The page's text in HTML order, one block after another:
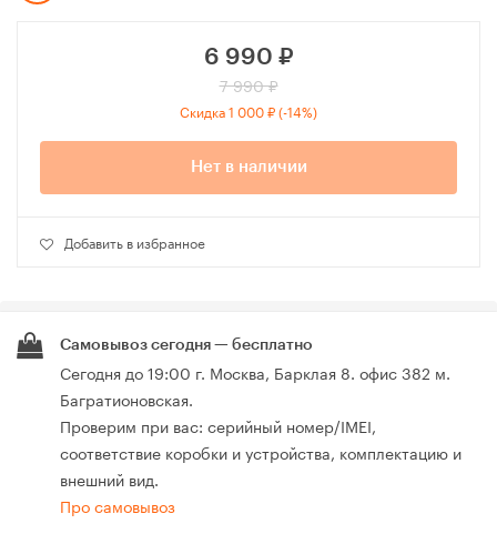
6 990 ₽
7 990 ₽
Скидка 1 000 ₽ (-14%)
Нет в наличии
Добавить в избранное
Самовывоз сегодня — бесплатно
Сегодня до 19:00 г. Москва, Барклая 8. офис 382 м.
Багратионовская.
Проверим при вас: серийный номер/IMEI,
соответствие коробки и устройства, комплектацию и
внешний вид.
Про самовывоз